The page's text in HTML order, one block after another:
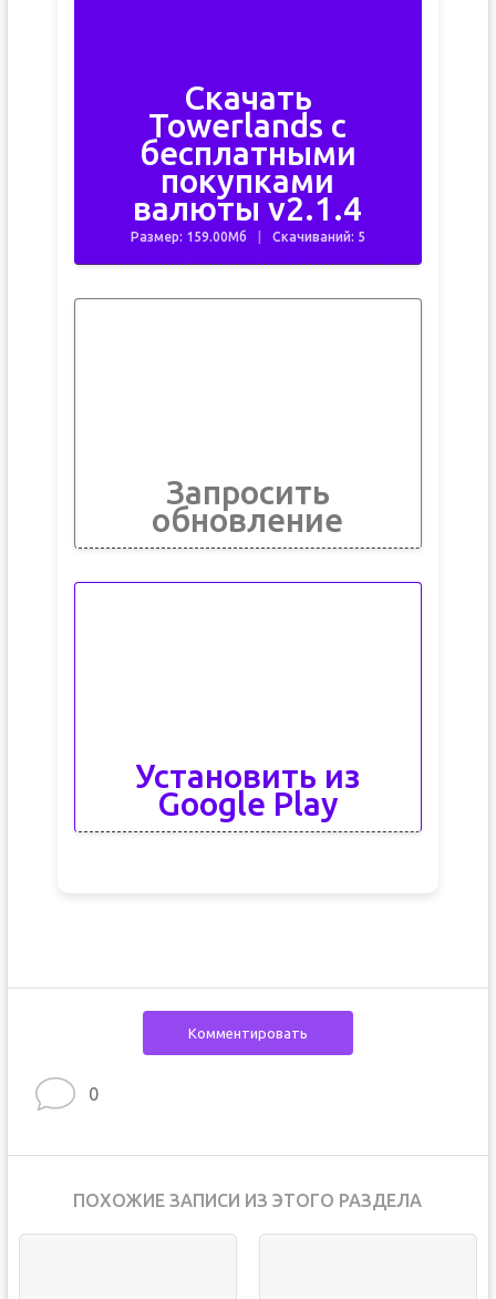
Скачать
Towerlands с
бесплатными
покупками
валюты v2.1.4
Размер: 159.00Мб Скачиваний: 5
Запросить
обновление
Установить из
Google Play
Комментировать
0
ПОХОЖИЕ ЗАПИСИ ИЗ ЭТОГО РАЗДЕЛА